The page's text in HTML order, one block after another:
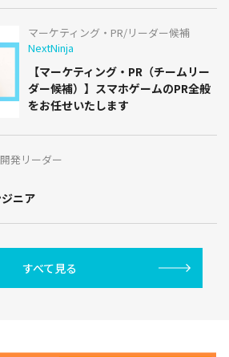
マーケティング・PR/リーダー候補
NextNinja
【マーケティング・PR（チームリー
ダー候補）】スマホゲームのPR全般
をお任せいたします
発リーダー
ニア
すべて見る